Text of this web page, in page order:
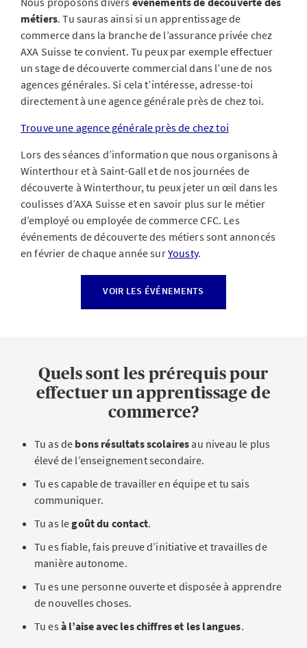
métiers. Tu sauras ainsi si un apprentissage de
commerce dans la branche de l’assurance privée chez
AXA Suisse te convient. Tu peux par exemple effectuer
un stage de découverte commercial dans l’une de nos
agences générales. Si cela t’intéresse, adresse-toi
directement à une agence générale près de chez toi.
Trouve une agence générale près de chez toi
Lors des séances d’information que nous organisons à
Winterthour et à Saint-Gall et de nos journées de
découverte à Winterthour, tu peux jeter un œil dans les
coulisses d’AXA Suisse et en savoir plus sur le métier
d’employé ou employée de commerce CFC. Les
événements de découverte des métiers sont annoncés
en février de chaque année surYousty.
VOIR LES ÉVÉNEMENTS
Quels sont les prérequis pour
effectuer un apprentissage de
commerce?
Tu as de bons résultats scolaires au niveau le plus
élevé de l’enseignement secondaire.
Tu es capable de travailler en équipe et tu sais
communiquer.
Tu as legoût du contact.
Tu es fiable, fais preuve d’initiative et travailles de
manière autonome.
Tu es une personne ouverte et disposée à apprendre
de nouvelles choses.
Tu es à l’aise avec les chiffres et les langues.